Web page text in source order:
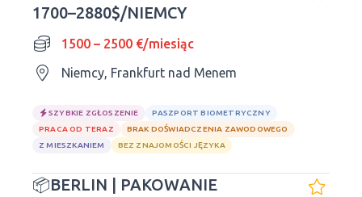
1700–2880$/NIEMCY
1500 – 2500 €/miesiąc
Niemcy, Frankfurt nad Menem
SZYBKIE ZGŁOSZENIE
PASZPORT BIOMETRYCZNY
PRACA OD TERAZ
BRAK DOŚWIADCZENIA ZAWODOWEGO
Z MIESZKANIEM
BEZ ZNAJOMOŚCI JĘZYKA
📦BERLIN | PAKOWANIE